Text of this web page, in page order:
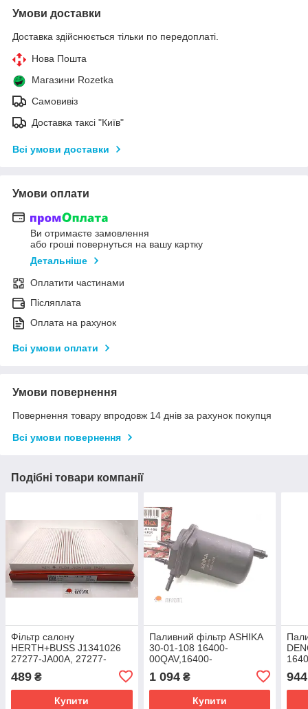
Умови доставки
Доставка здійснюється тільки по передоплаті.
Нова Пошта
Магазини Rozetka
Самовивіз
Доставка таксі "Київ"
Всі умови доставки
Умови оплати
Ви отримаєте замовлення
або гроші повернуться на вашу картку
Детальніше
Оплатити частинами
Післяплата
Оплата на рахунок
Всі умови оплати
Умови повернення
Повернення товару впродовж 14 днів за рахунок покупця
Всі умови повернення
Подібні товари компанії
Фільтр салону
HERTH+BUSS J1341026
27277-JA00A, 27277-
27277-JN20A, B7277-
JN20A
489 ₴
Купити
Паливний фільтр ASHIKA
30-01-108 16400-
00QAV,16400-
16400-BC40A, 16400-
BN700, 16401-00Q0D,
16401-00QAA,
1 094₴
Купити
944